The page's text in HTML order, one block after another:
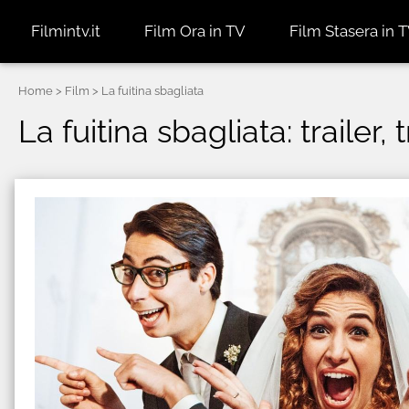
Filmintv.it Film Ora in TV Film Stasera in
Home > Film > La fuitina sbagliata
La fuitina sbagliata: trailer,